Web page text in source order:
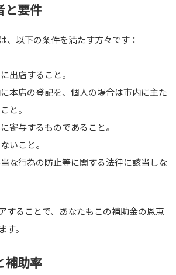
と要件
、以下の条件を満たす方々です：
出店すること。
本店の登記を、個人の場合は市内に主た
と。
寄与するものであること。
いこと。
な行為の防止等に関する法律に該当しな
することで、あなたもこの補助金の恩恵
。
補助率